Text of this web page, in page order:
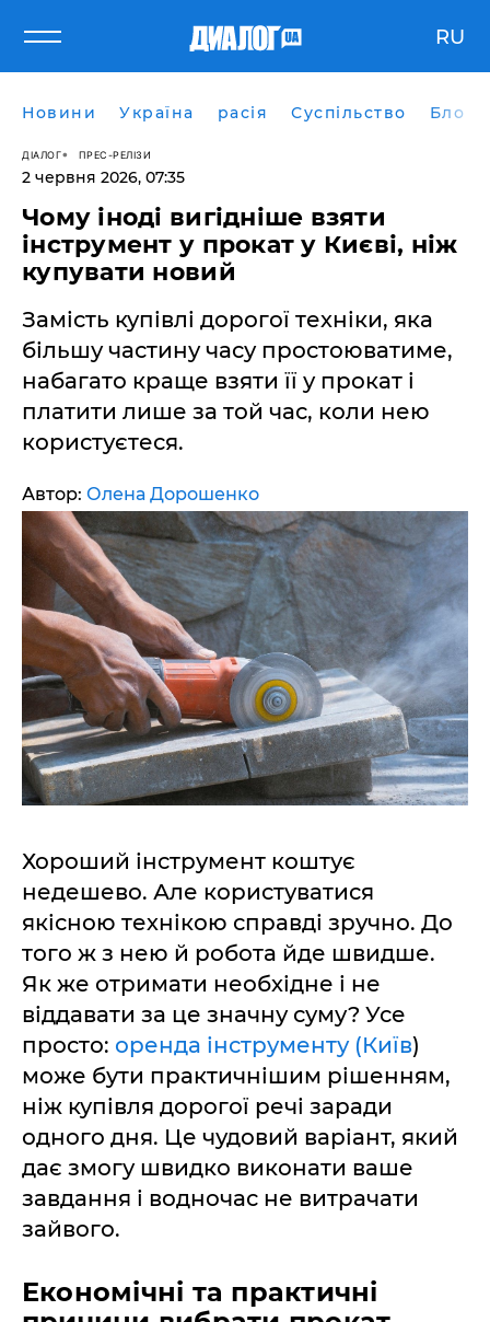
RU
Новини Україна расія Суспільство Блоги
ДІАЛОГ ПРЕС-РЕЛІЗИ
2 червня 2026, 07:35
Чому іноді вигідніше взяти
інструмент у прокат у Києві, ніж
купувати новий
Замість купівлі дорогої техніки, яка
більшу частину часу простоюватиме,
набагато краще взяти її у прокат і
платити лише за той час, коли нею
користуєтеся.
Автор: Олена Дорошенко
Хороший інструмент коштує
недешево. Але користуватися
якісною технікою справді зручно. До
того ж з нею й робота йде швидше.
Як же отримати необхідне і не
віддавати за це значну суму? Усе
просто: оренда інструменту (Київ)
може бути практичнішим рішенням,
ніж купівля дорогої речі заради
одного дня. Це чудовий варіант, який
дає змогу швидко виконати ваше
завдання і водночас не витрачати
зайвого.
Економічні та практичні